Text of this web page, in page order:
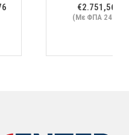
(Με ΦΠΑ 24%)